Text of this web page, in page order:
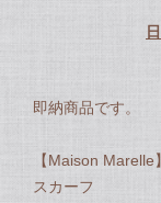
即納商品です。
【Maison Marelle】
スカーフ